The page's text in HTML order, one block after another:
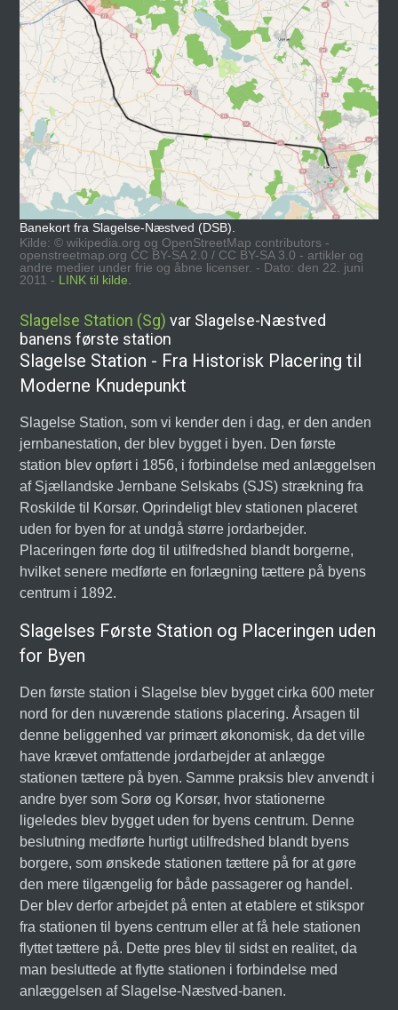
Banekort fra Slagelse-Næstved (DSB).
Kilde: © wikipedia.org og OpenStreetMap contributors -
openstreetmap.org CC BY-SA 2.0 / CC BY-SA 3.0 - artikler og
andre medier under frie og åbne licenser. - Dato: den 22. juni
2011 - LINK til kilde.
Slagelse Station (Sg) var Slagelse-Næstved
banens første station
Slagelse Station - Fra Historisk Placering til
Moderne Knudepunkt
Slagelse Station, som vi kender den i dag, er den anden
jernbanestation, der blev bygget i byen. Den første
station blev opført i 1856, i forbindelse med anlæggelsen
af Sjællandske Jernbane Selskabs (SJS) strækning fra
Roskilde til Korsør. Oprindeligt blev stationen placeret
uden for byen for at undgå større jordarbejder.
Placeringen førte dog til utilfredshed blandt borgerne,
hvilket senere medførte en forlægning tættere på byens
centrum i 1892.
Slagelses Første Station og Placeringen uden
for Byen
Den første station i Slagelse blev bygget cirka 600 meter
nord for den nuværende stations placering. Årsagen til
denne beliggenhed var primært økonomisk, da det ville
have krævet omfattende jordarbejder at anlægge
stationen tættere på byen. Samme praksis blev anvendt i
andre byer som Sorø og Korsør, hvor stationerne
ligeledes blev bygget uden for byens centrum. Denne
beslutning medførte hurtigt utilfredshed blandt byens
borgere, som ønskede stationen tættere på for at gøre
den mere tilgængelig for både passagerer og handel.
Der blev derfor arbejdet på enten at etablere et stikspor
fra stationen til byens centrum eller at få hele stationen
flyttet tættere på. Dette pres blev til sidst en realitet, da
man besluttede at flytte stationen i forbindelse med
anlæggelsen af Slagelse-Næstved-banen.